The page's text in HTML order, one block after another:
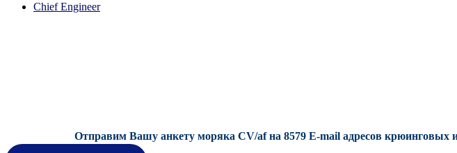
Chief Engineer
Отправим Вашу анкету моряка CV/af на 8579 E-mail адресов крюинговых